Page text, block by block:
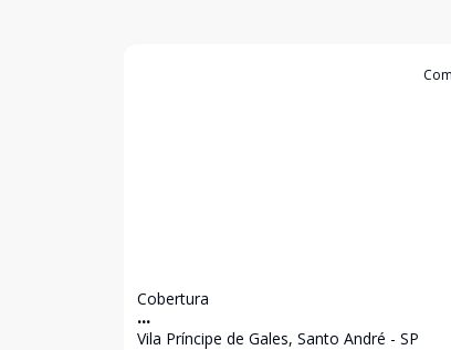
Cobertura
...
Vila Príncipe de Gales, Santo André - SP